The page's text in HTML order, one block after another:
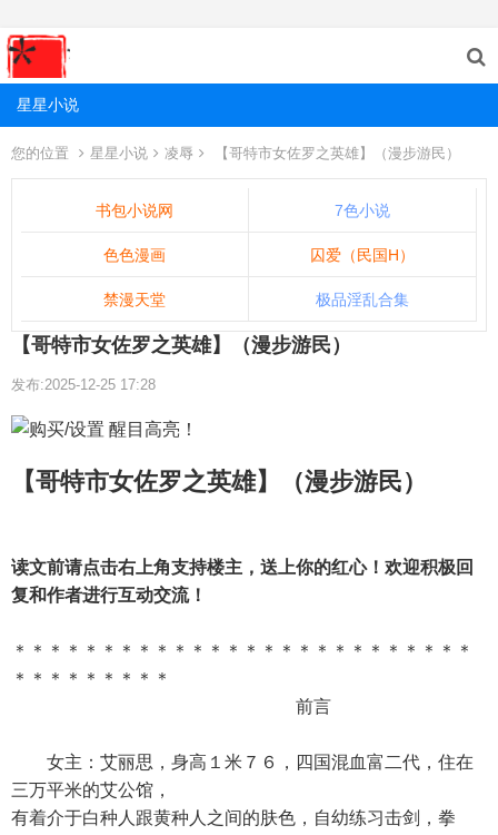
星星小说
您的位置 星星小说 凌辱 【哥特市女佐罗之英雄】（漫步游民）
书包小说网 7色小说
色色漫画 囚爱（民国H）
禁漫天堂 极品淫乱合集
【哥特市女佐罗之英雄】（漫步游民）
发布:2025-12-25 17:28
【哥特市女佐罗之英雄】（漫步游民）
读文前请点击右上角支持楼主，送上你的红心！欢迎积极回
复和作者进行互动交流！
＊＊＊＊＊＊＊＊＊＊＊＊＊＊＊＊＊＊＊＊＊＊＊＊＊＊
＊＊＊＊＊＊＊＊＊
前言
女主：艾丽思，身高１米７６，四国混血富二代，住在
三万平米的艾公馆，
有着介于白种人跟黄种人之间的肤色，自幼练习击剑，拳